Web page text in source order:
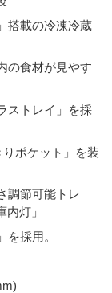
搭載の冷凍冷蔵
の食材が見やす
ストレイ」を採
ポケット」を装
調節可能トレ
灯」
を採用。